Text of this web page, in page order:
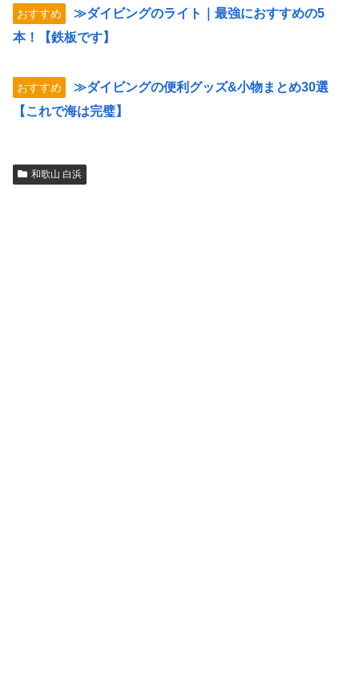
おすすめ
≫ダイビングのライト｜最強におすすめの5
本！【鉄板です】
おすすめ
≫ダイビングの便利グッズ&小物まとめ30選
【これで海は完璧】
和歌山 白浜